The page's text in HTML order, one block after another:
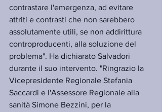
contrastare l'emergenza, ad evitare
attriti e contrasti che non sarebbero
assolutamente utili, se non addirittura
controproducenti, alla soluzione del
problema". Ha dichiarato Salvadori
durante il suo intervento. "Ringrazio la
Vicepresidente Regionale Stefania
Saccardi e l'Assessore Regionale alla
sanità Simone Bezzini, per la